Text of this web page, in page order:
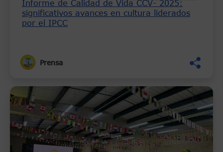
Informe de Calidad de Vida CCV- 2025:
significativos avances en cultura liderados
por el IPCC
Prensa